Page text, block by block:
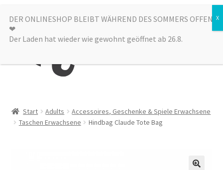
Zur
Navigation
springen
Zum
Inhalt
springen
Menü
Alle Produkte
Start Adults
Accessoires, Geschenke & Spiele Erwachsene
Taschen Erwachsene
Hindbag Claude Tote Bag
DER ONLINESHOP BLEIBT WÄHREND DES SOMMERS OFFEN
❤︎
Der Laden hat wieder wie gewohnt geöffnet ab 26.8.